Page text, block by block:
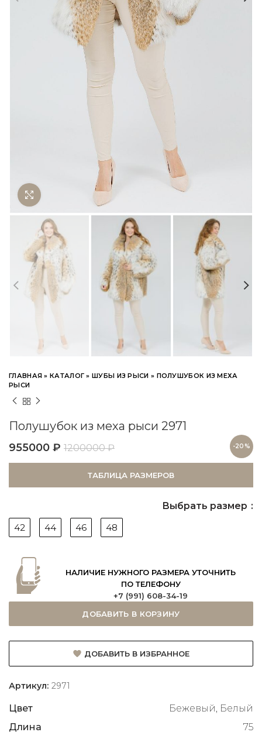
Нажмите чтобы увеличить
ГЛАВНАЯ »КАТАЛОГ »ШУБЫ ИЗ РЫСИ » ПОЛУШУБОК ИЗ МЕХА
РЫСИ
Полушубок из меха рыси 2971
955000 ₽ 1200000₽ -20%
ТАБЛИЦА РАЗМЕРОВ
Выбрать размер
42
44 46 48
НАЛИЧИЕ НУЖНОГО РАЗМЕРА УТОЧНИТЬ
ПО ТЕЛЕФОНУ
+7 (991) 608-34-19
ДОБАВИТЬ В КОРЗИНУ
ДОБАВИТЬ В ИЗБРАННОЕ
Артикул: 2971
Цвет
Бежевый, Белый
Длина
75